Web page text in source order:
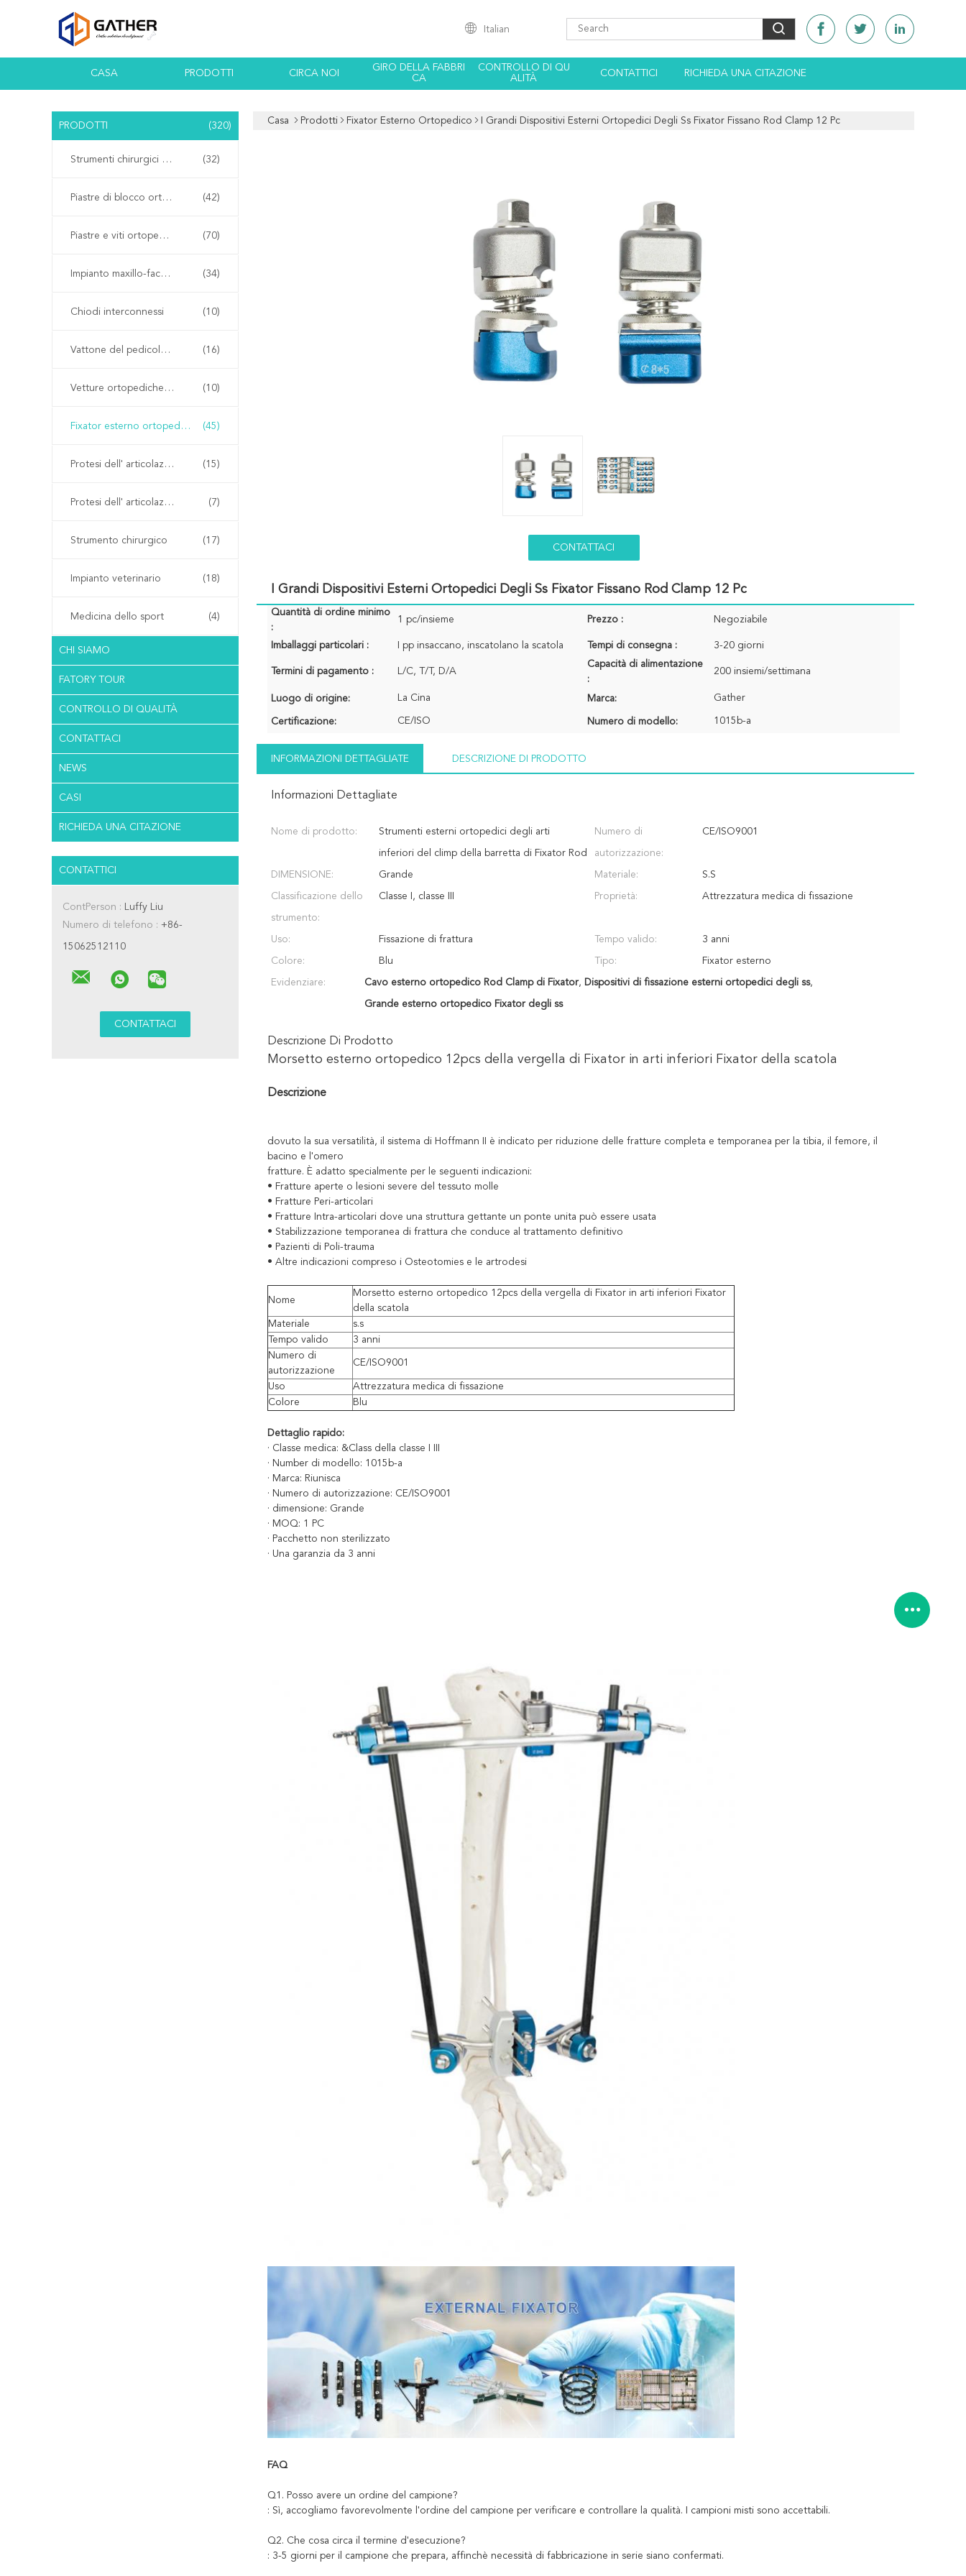
Italian
CASA PRODOTTI CIRCA NOI
GIRO DELLA FABBRI
CA
CONTROLLO DI QU
ALITÀ
CONTATTICI RICHIEDA UNA CITAZIONE
PRODOTTI (320)
Strumenti chirurgici ortopedici (32)
Piastre di blocco ortopediche (42)
Piastre e viti ortopediche (70)
Impianto maxillo-facciale (34)
Chiodi interconnessi (10)
Vattone del pedicolo spinale (16)
Vetture ortopediche a cannula (10)
Fixator esterno ortopedico (45)
Protesi dell' articolazione dell' anca (15)
Protesi dell' articolazione del ginocchio (7)
Strumento chirurgico (17)
Impianto veterinario (18)
Medicina dello sport (4)
CHI SIAMO
FATORY TOUR
CONTROLLO DI QUALITÀ
CONTATTACI
NEWS
CASI
RICHIEDA UNA CITAZIONE
CONTATTICI
ContPerson : Luffy Liu
Numero di telefono : +86-
15062512110
Casa Prodotti Fixator Esterno Ortopedico I Grandi Dispositivi Esterni Ortopedici Degli Ss Fixator Fissano Rod Clamp 12 Pc
CONTATTACI
I Grandi Dispositivi Esterni Ortopedici Degli Ss Fixator Fissano Rod Clamp 12 Pc
Quantità di ordine minimo
:
1 pc/insieme Prezzo : Negoziabile
Imballaggi particolari : I pp insaccano, inscatolano la scatola Tempi di consegna : 3-20 giorni
Termini di pagamento : L/C, T/T, D/A
Capacità di alimentazione
:
200 insiemi/settimana
Luogo di origine: La Cina Marca: Gather
Certificazione: CE/ISO Numero di modello: 1015b-a
INFORMAZIONI DETTAGLIATE DESCRIZIONE DI PRODOTTO
Informazioni Dettagliate
Nome di prodotto: Strumenti esterni ortopedici degli arti
inferiori del climp della barretta di Fixator Rod
Numero di
autorizzazione:
CE/ISO9001
DIMENSIONE: Grande Materiale: S.S
Classificazione dello
strumento:
Classe I, classe III Proprietà: Attrezzatura medica di fissazione
Uso: Fissazione di frattura Tempo valido: 3 anni
Colore: Blu Tipo: Fixator esterno
Evidenziare: Cavo esterno ortopedico Rod Clamp di Fixator, Dispositivi di fissazione esterni ortopedici degli ss,
Grande esterno ortopedico Fixator degli ss
Descrizione Di Prodotto
Morsetto esterno ortopedico 12pcs della vergella di Fixator in arti inferiori Fixator della scatola
Descrizione
dovuto la sua versatilità, il sistema di Hoffmann II è indicato per riduzione delle fratture completa e temporanea per la tibia, il femore, il
bacino e l'omero
fratture. È adatto specialmente per le seguenti indicazioni:
• Fratture aperte o lesioni severe del tessuto molle
• Fratture Peri-articolari
• Fratture Intra-articolari dove una struttura gettante un ponte unita può essere usata
• Stabilizzazione temporanea di frattura che conduce al trattamento definitivo
• Pazienti di Poli-trauma
• Altre indicazioni compreso i Osteotomies e le artrodesi
Nome
Morsetto esterno ortopedico 12pcs della vergella di Fixator in arti inferiori Fixator
della scatola
Materiale
s.s
Tempo valido
3 anni
Numero di
autorizzazione
CE/ISO9001
Uso
Attrezzatura medica di fissazione
Colore
Blu
Dettaglio rapido:
· Classe medica: &Class della classe I III
· Number di modello: 1015b-a
· Marca: Riunisca
· Numero di autorizzazione: CE/ISO9001
· dimensione: Grande
· MOQ: 1 PC
· Pacchetto non sterilizzato
· Una garanzia da 3 anni
FAQ
Q1. Posso avere un ordine del campione?
: Sì, accogliamo favorevolmente l'ordine del campione per verificare e controllare la qualità. I campioni misti sono accettabili.
Q2. Che cosa circa il termine d'esecuzione?
: 3-5 giorni per il campione che prepara, affinchè necessità di fabbricazione in serie siano confermati.